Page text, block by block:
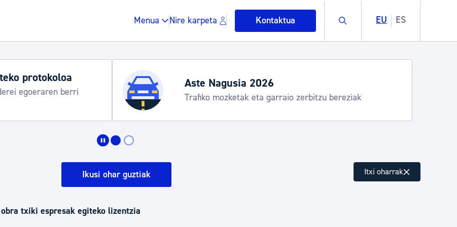
Menua Nire karpeta Kontaktua Buscar EU ES
Gune publikoa, hondakinak eta ingurumena
2026
eta garraio zerbitzu bereziak Abuztuak 8-15
Ikusi ohar guztiak Itxi oharrak
txiki espresak egiteko lizentzia